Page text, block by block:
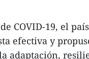
COVID-19, el
efectiva y
adaptación,